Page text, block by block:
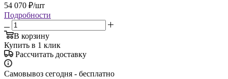
54 070 ₽/шт
Подробности
В корзину
Купить в 1 клик
Рассчитать доставку
Самовывоз сегодня - бесплатно